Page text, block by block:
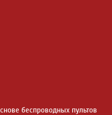
беспроводных пультов